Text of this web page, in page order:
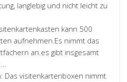
langlebig und nicht leicht zu
kann 500
aufnehmen.Es nimmt das
an.es gibt insgesamt
Das visitenkartenboxen nimmt